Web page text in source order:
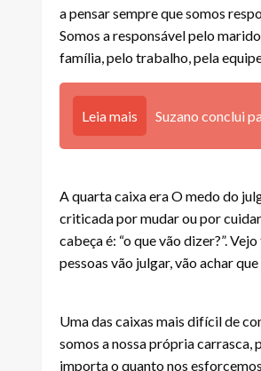
a pensar sempre que somos
Somos a responsável pelo
família, pelo trabalho, pela
Leia mais Suzano conclui
A quarta caixa era O medo do
criticada por mudar ou por
cabeça é: “o que vão dizer?”.
pessoas vão julgar, vão achar
Uma das caixas mais difícil de
somos a nossa própria carrasca,
importa o quanto nos